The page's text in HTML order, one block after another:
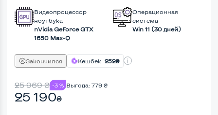
Видеопроцессор
ноутбука
nVidia GeForce GTX
1650 Max-Q
Операционная
система
Win 11 (30 дней)
Закончился Кешбек 252₴
25 969₴ -3 % Выгода: 779 ₴
25 190₴